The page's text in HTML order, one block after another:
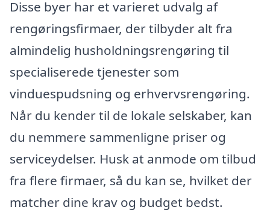
Disse byer har et varieret udvalg af
rengøringsfirmaer, der tilbyder alt fra
almindelig husholdningsrengøring til
specialiserede tjenester som
vinduespudsning og erhvervsrengøring.
Når du kender til de lokale selskaber, kan
du nemmere sammenligne priser og
serviceydelser. Husk at anmode om tilbud
fra flere firmaer, så du kan se, hvilket der
matcher dine krav og budget bedst.